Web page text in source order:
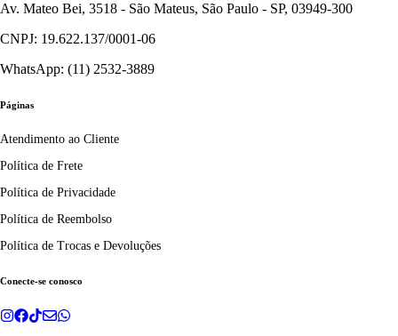
Av. Mateo Bei, 3518 - São Mateus, São Paulo - SP, 03949-300
CNPJ: 19.622.137/0001-06
WhatsApp: (11) 2532-3889
Páginas
Atendimento ao Cliente
Política de Frete
Política de Privacidade
Política de Reembolso
Política de Trocas e Devoluções
Conecte-se conosco